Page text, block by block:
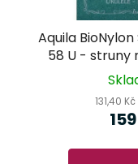
Aquila
58 U - struny na sopránové
131,40